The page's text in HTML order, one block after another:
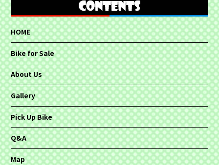
HOME
Bike for Sale
About Us
Gallery
Pick Up Bike
Q&A
Map